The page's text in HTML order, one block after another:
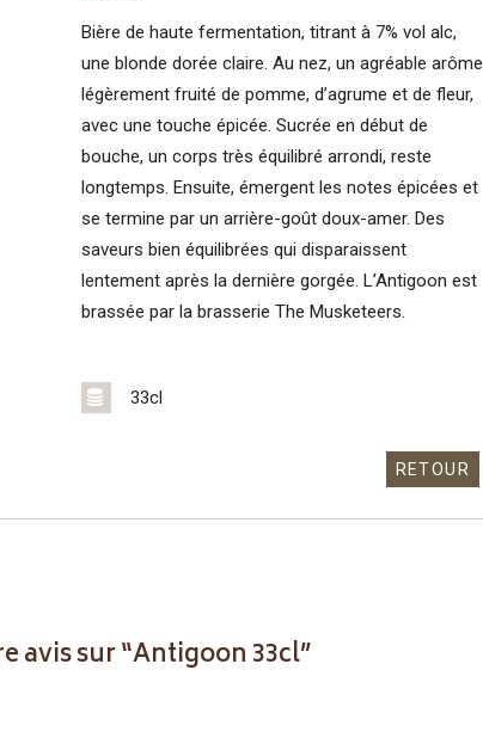
Bière de haute fermentation, titrant à 7% vol alc,
une blonde dorée claire. Au nez, un agréable arôme
légèrement fruité de pomme, d’agrume et de fleur,
avec une touche épicée. Sucrée en début de
bouche, un corps très équilibré arrondi, reste
longtemps. Ensuite, émergent les notes épicées et
se termine par un arrière-goût doux-amer. Des
saveurs bien équilibrées qui disparaissent
lentement après la dernière gorgée. L’Antigoon est
brassée par la brasserie The Musketeers.
33cl
RETOUR
avis sur “Antigoon 33cl”